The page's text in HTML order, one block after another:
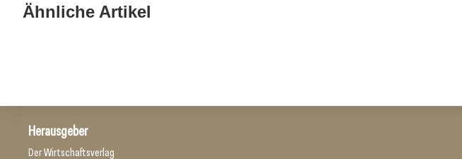
Ähnliche Artikel
Travel Start-up Night 2026: Beste
Herausgeber
Der Wirtschaftsverlag